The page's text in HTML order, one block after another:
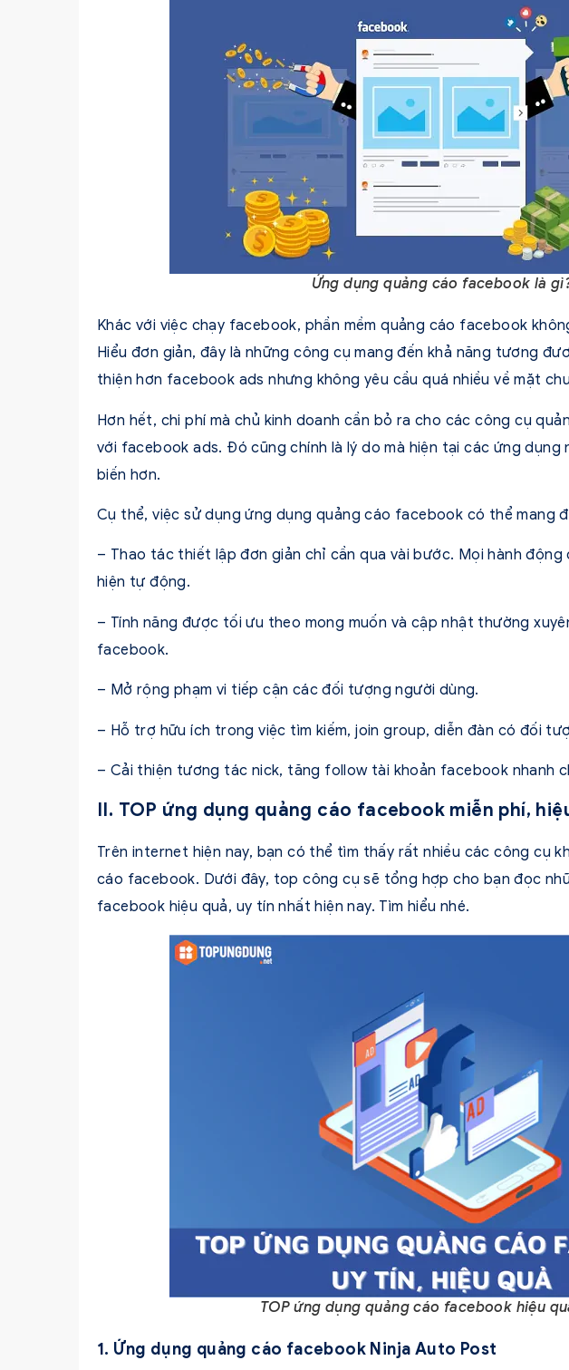
Ứng dụng quảng cáo facebook là
Khác với việc chạy facebook, phần mềm quảng cáo facebook
Hiểu đơn giản, đây là những công cụ mang đến khả năng tương
thiện hơn facebook ads nhưng không yêu cầu quá nhiều về mặt
Hơn hết, chi phí mà chủ kinh doanh cần bỏ ra cho các công cụ
với facebook ads. Đó cũng chính là lý do mà hiện tại các ứng dụng
biến hơn.
Cụ thể, việc sử dụng ứng dụng quảng cáo facebook có thể mang
– Thao tác thiết lập đơn giản chỉ cần qua vài bước. Mọi hành
hiện tự động.
– Tính năng được tối ưu theo mong muốn và cập nhật thường
facebook.
– Mở rộngphạm vi tiếp cận các đối tượng người dùng.
– Hỗ trợ hữu ích trong việc tìm kiếm, join group, diễn đàn có đối
– Cải thiện tương tác nick, tăng follow tài khoản facebook nhanh
II. TOP ứng dụng quảng cáo facebook miễn phí,
Trên internet hiện nay, bạn có thể tìm thấy rất nhiều các công cụ
cáo facebook. Dưới đây, top công cụ sẽ tổng hợp cho bạn đọc
facebook hiệu quả, uy tín nhất hiện nay. Tìm hiểu nhé.
TOP ứng dụng quảng cáo facebook hiệu
1. Ứng dụng quảng cáo facebook Ninja Auto Post